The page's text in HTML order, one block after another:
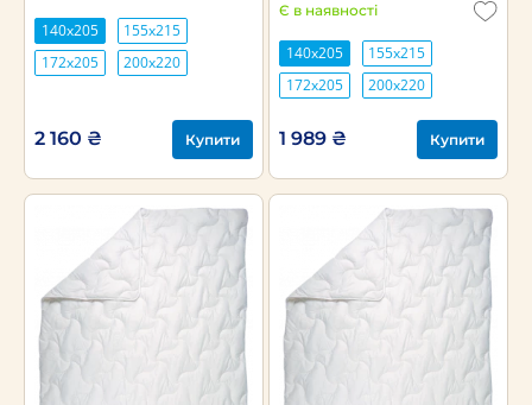
140х205
155х215
172х205
200х220
2 160 ₴ Купити
Є в наявності
140х205
155х215
172х205
200х220
1 989 ₴ Купити